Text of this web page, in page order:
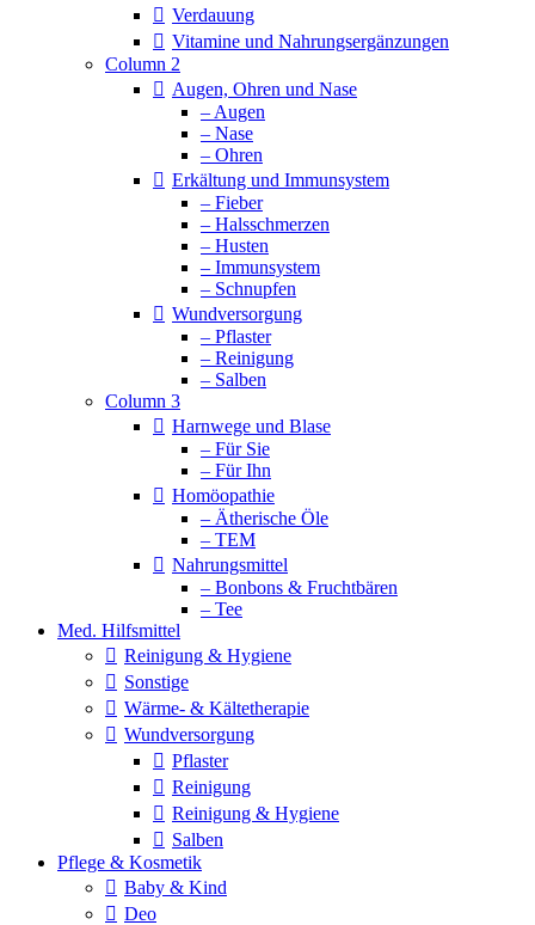
Verdauung
Vitamine und Nahrungsergänzungen
Column 2
Augen, Ohren und Nase
– Augen
– Nase
– Ohren
Erkältung und Immunsystem
– Fieber
– Halsschmerzen
– Husten
– Immunsystem
– Schnupfen
Wundversorgung
– Pflaster
– Reinigung
– Salben
Column 3
Harnwege und Blase
– Für Sie
– Für Ihn
Homöopathie
– Ätherische Öle
– TEM
Nahrungsmittel
– Bonbons & Fruchtbären
– Tee
Med. Hilfsmittel
Reinigung & Hygiene
Sonstige
Wärme- & Kältetherapie
Wundversorgung
Pflaster
Reinigung
Reinigung & Hygiene
Salben
Pflege & Kosmetik
Baby & Kind
Deo